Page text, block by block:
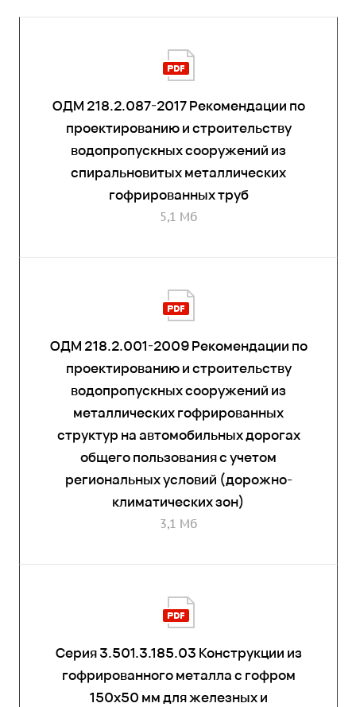
ОДМ 218.2.087-2017 Рекомендации по
проектированию и строительству
водопропускных сооружений из
спиральновитых металлических
гофрированных труб
5,1 Мб
ОДМ 218.2.001-2009 Рекомендации по
проектированию и строительству
водопропускных сооружений из
металлических гофрированных
структур на автомобильных дорогах
общего пользования с учетом
региональных условий (дорожно-
климатических зон)
3,1 Мб
Серия 3.501.3.185.03 Конструкции из
гофрированного металла с гофром
150x50 мм для железных и